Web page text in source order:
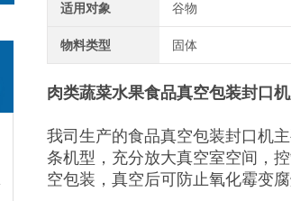
适用对象 谷物
物料类型 固体
肉类蔬菜水果食品真空包装封口
我司生产的食品真空包装封口机
条机型，充分放大真空室空间，
空包装，真空后可防止氧化霉变